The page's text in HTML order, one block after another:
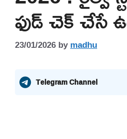
ఫుడ్ చెక్ చేసే
23/01/2026bymadhu
Telegram Channel